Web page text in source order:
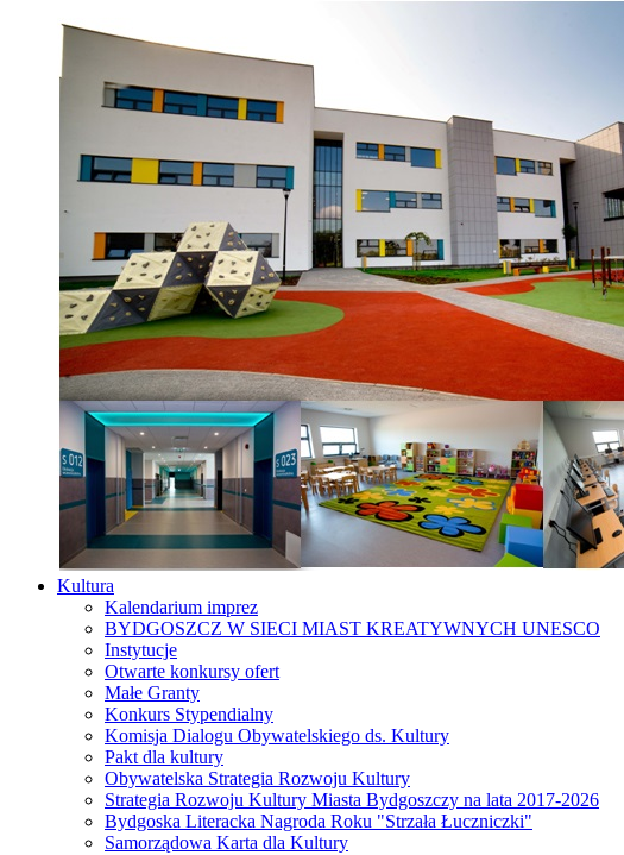
Kultura
Kalendarium imprez
BYDGOSZCZ W SIECI MIAST KREATYWNYCH UNESCO
Instytucje
Otwarte konkursy ofert
Małe Granty
Konkurs Stypendialny
Komisja Dialogu Obywatelskiego ds. Kultury
Pakt dla kultury
Obywatelska Strategia Rozwoju Kultury
Strategia Rozwoju Kultury Miasta Bydgoszczy na lata 2017-2026
Bydgoska Literacka Nagroda Roku "Strzała Łuczniczki"
Samorządowa Karta dla Kultury